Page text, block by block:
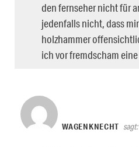
den fernseher nicht für
jedenfalls nicht, dass
holzhammer
ich vor fremdscham
WAGENKNECHT sagt: